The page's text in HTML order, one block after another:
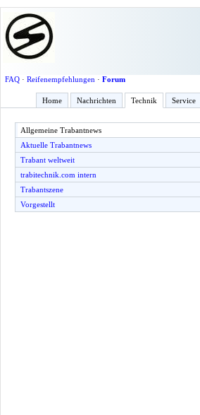
FAQ· Reifenempfehlungen · Forum
Home Nachrichten Technik Service
Allgemeine Trabantnews
Aktuelle Trabantnews
Trabant weltweit
trabitechnik.com intern
Trabantszene
Vorgestellt